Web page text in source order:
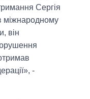
Сергія
міжнародному
він
-